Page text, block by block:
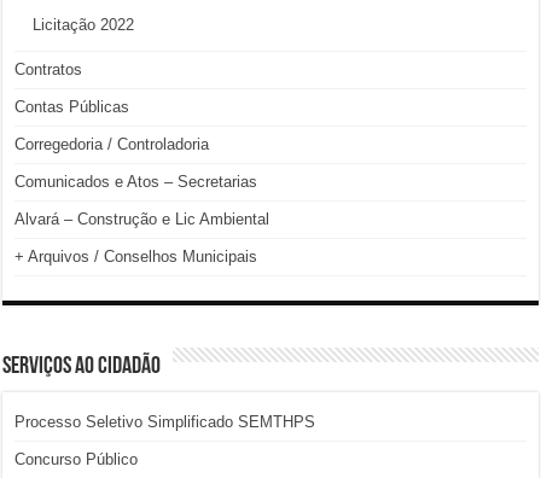
Licitação 2022
Contratos
Contas Públicas
Corregedoria / Controladoria
Comunicados e Atos – Secretarias
Alvará – Construção e Lic Ambiental
+ Arquivos / Conselhos Municipais
SERVIÇOS AO CIDADÃO
Processo Seletivo Simplificado SEMTHPS
Concurso Público